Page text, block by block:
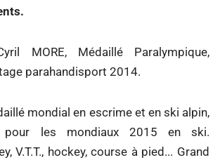
MORE, Médaillé Paralympique,
parahandisport 2014.
mondial en escrime et en ski alpin,
les mondiaux 2015 en ski.
V.T.T., hockey, course à pied... Grand